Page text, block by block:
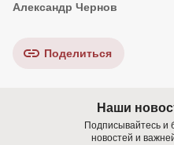
Александр Чернов
Поделиться
Наши
Подписывайтесь и
новостей и